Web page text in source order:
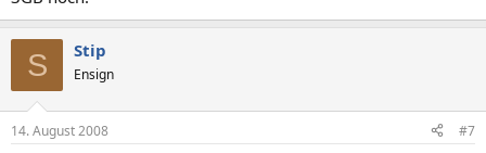
S Stip
Ensign
14. August 2008 #7